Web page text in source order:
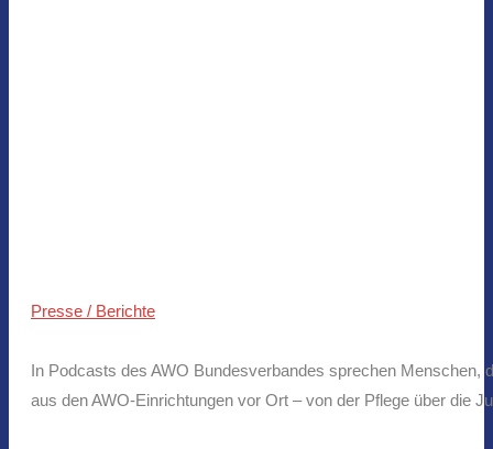
Presse / Berichte
In Podcasts des AWO Bundesverbandes sprechen Menschen,
aus den AWO-Einrichtungen vor Ort – von der Pflege über die